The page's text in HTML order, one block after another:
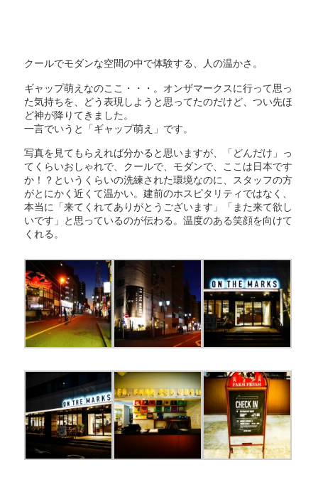
クールでモダンな空間の中で体験する、人の温かさ。
ギャップ萌えなのここ・・・。オンザマークスに行って思っ
た気持ちを、どう表現しようと思ってたのだけど、つい先ほ
ど神が降りてきました。
一言でいうと「ギャップ萌え」です。
写真を見てもらえれば分かると思いますが、「どんだけ」っ
てくらいおしゃれで、クールで、モダンで、ここは日本です
か！？というくらいの洗練された環境なのに、スタッフの方
がとにかく近くて温かい。建前のホスピタリティではなく、
本当に「来てくれてありがとうございます」「また来て欲し
いです」と思っているのが伝わる。温度のある笑顔を向けて
くれる。